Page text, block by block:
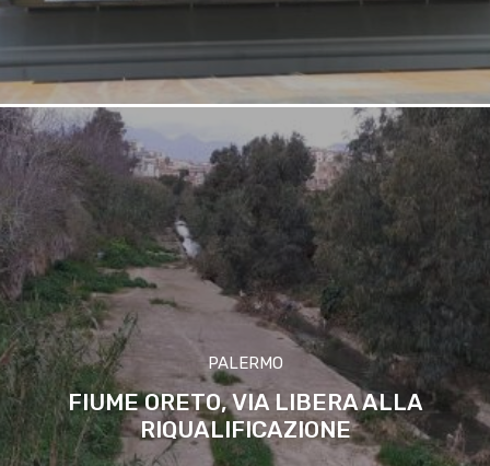
PALERMO
FIUME ORETO, VIA LIBERA ALLA
RIQUALIFICAZIONE